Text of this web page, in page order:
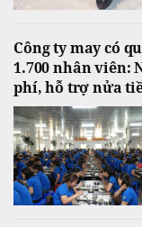
Công ty may có
1.700 nhân viên:
phí, hỗ trợ nửa